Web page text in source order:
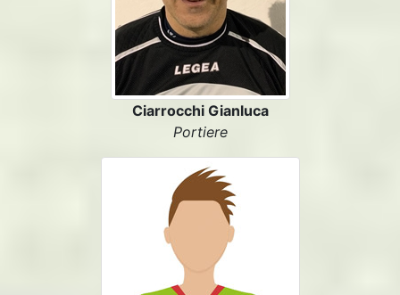
Ciarrocchi Gianluca
Portiere